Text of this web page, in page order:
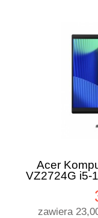
Acer
VZ2724G i5-
zawiera